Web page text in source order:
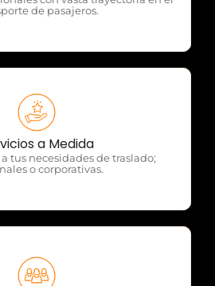
de pasajeros.
a Medida
tus necesidades de traslado;
o corporativas.
Servicios